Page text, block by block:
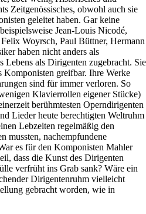
Zeitgenössisches, obwohl auch sie
geleitet haben. Gar keine
Jean-Louis Nicodé,
Woyrsch, Paul Büttner, Hermann
haben nicht anders als
Lebens als Dirigenten zugebracht. Sie
Komponisten greifbar. Ihre Werke
sind für immer verloren. So
Klavierrollen eigener Stücke)
berühmtesten Operndirigenten
Lieder heute berechtigten Weltruhm
Lebzeiten regelmäßig den
mussten, nachempfundene
es für den Komponisten Mahler
dass die Kunst des Dirigenten
verfrüht ins Grab sank? Wäre ein
Dirigentenruhm vielleicht
gebracht worden, wie in